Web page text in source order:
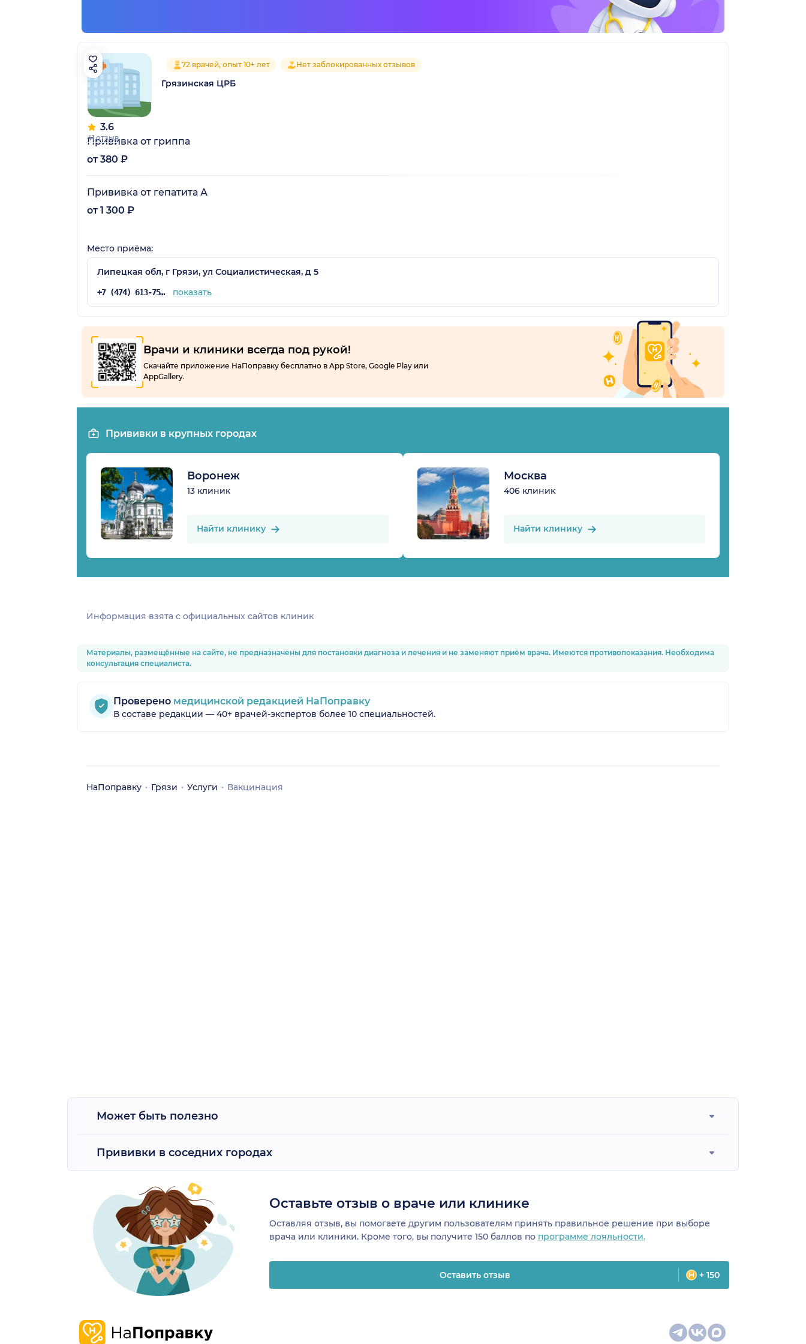
3.6
41 отзыв
72 врачей, опыт 10+ лет Нет заблокированных отзывов
Грязинская ЦРБ
Прививка от гриппа
от 380 ₽
Прививка от гепатита А
от 1 300 ₽
Место приёма:
Липецкая обл, г Грязи, ул Социалистическая, д 5
+7 (474) 613-75-65 показать
Врачи и клиники всегда под рукой!
Скачайте приложение НаПоправку бесплатно в App Store, Google Play или
AppGallery.
Прививки в крупных городах
Воронеж
13 клиник
Найти клинику
Москва
406 клиник
Найти клинику
Информация взята c официальных сайтов клиник
Материалы, размещённые на сайте, не предназначены для постановки диагноза и лечения и не заменяют приём врача. Имеются противопоказания. Необходима
консультация специалиста.
Проверено медицинской редакцией НаПоправку
В составе редакции — 40+ врачей-экспертов более 10 специальностей.
НаПоправку Грязи Услуги Вакцинация
Может быть полезно
Прививки в соседних городах
Оставьте отзыв о враче или клинике
Оставляя отзыв, вы помогаете другим пользователям принять правильное решение при выборе
врача или клиники. Кроме того, вы получите 150 баллов по программе лояльности.
Оставить отзыв + 150